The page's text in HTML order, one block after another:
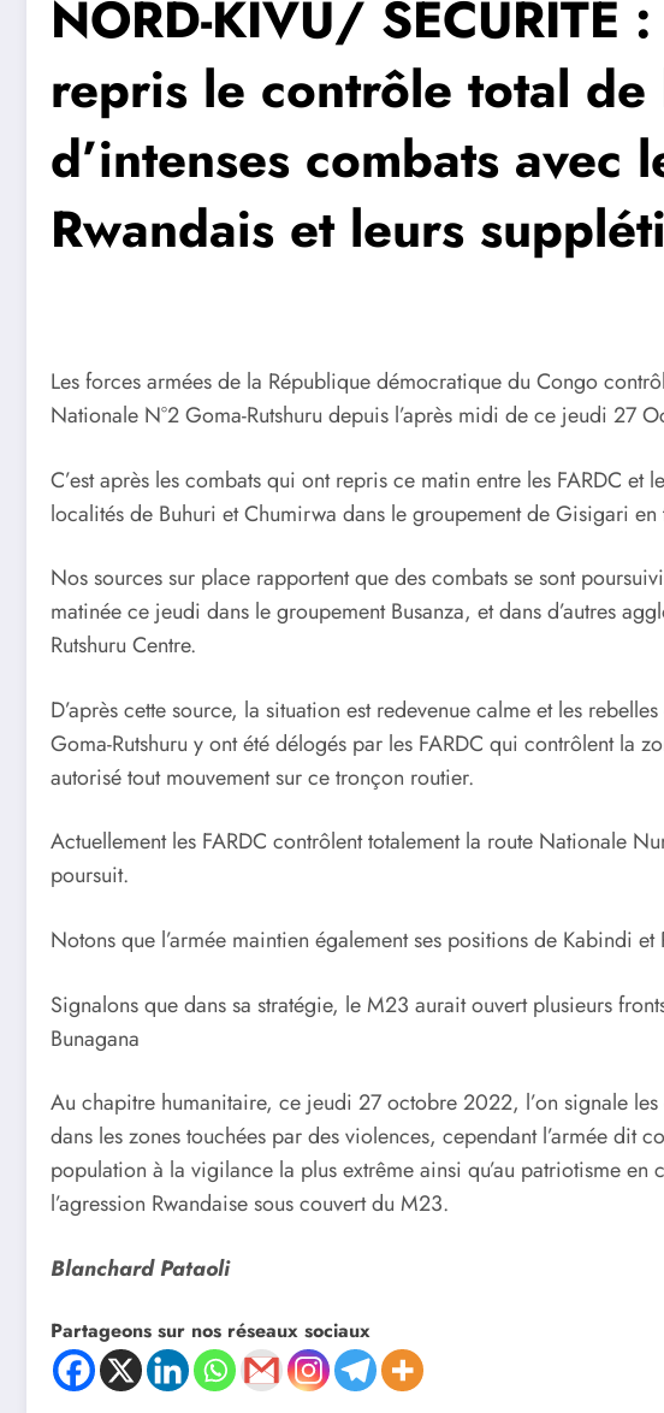
NORD-KIVU/ SÉCURITÉ
repris le contrôle total de
d’intenses combats avec
Rwandais et leurs
Les forces armées de la République démocratique du Congo
Nationale N°2 Goma-Rutshuru depuis l’après midi de ce jeudi 27
C’est après les combats qui ont repris ce matin entre les FARDC et
localités de Buhuri et Chumirwa dans le groupement de Gisigari
Nos sources sur place rapportent que des combats se sont
matinée ce jeudi dans le groupement Busanza, et dans d’autres
Rutshuru Centre.
D’après cette source, la situation est redevenue calme et les
Goma-Rutshuru y ont été délogés par les FARDC qui contrôlent la
autorisé tout mouvement sur ce tronçon routier.
Actuellement les FARDC contrôlent totalement la route Nationale
poursuit.
Notons que l’armée maintien également ses positions de Kabindi et
Signalons que dans sa stratégie, le M23 aurait ouvert plusieurs
Bunagana
Au chapitre humanitaire, ce jeudi 27 octobre 2022, l’on signale
dans les zones touchées par des violences, cependant l’armée dit
population à la vigilance la plus extrême ainsi qu’au patriotisme
l’agression Rwandaise sous couvert du M23.
Blanchard Pataoli
Partageons sur nos réseaux sociaux